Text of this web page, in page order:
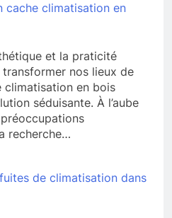
cache climatisation en
et la praticité
nos lieux de
climatisation en bois
séduisante. À l’aube
recherche…
de climatisation dans